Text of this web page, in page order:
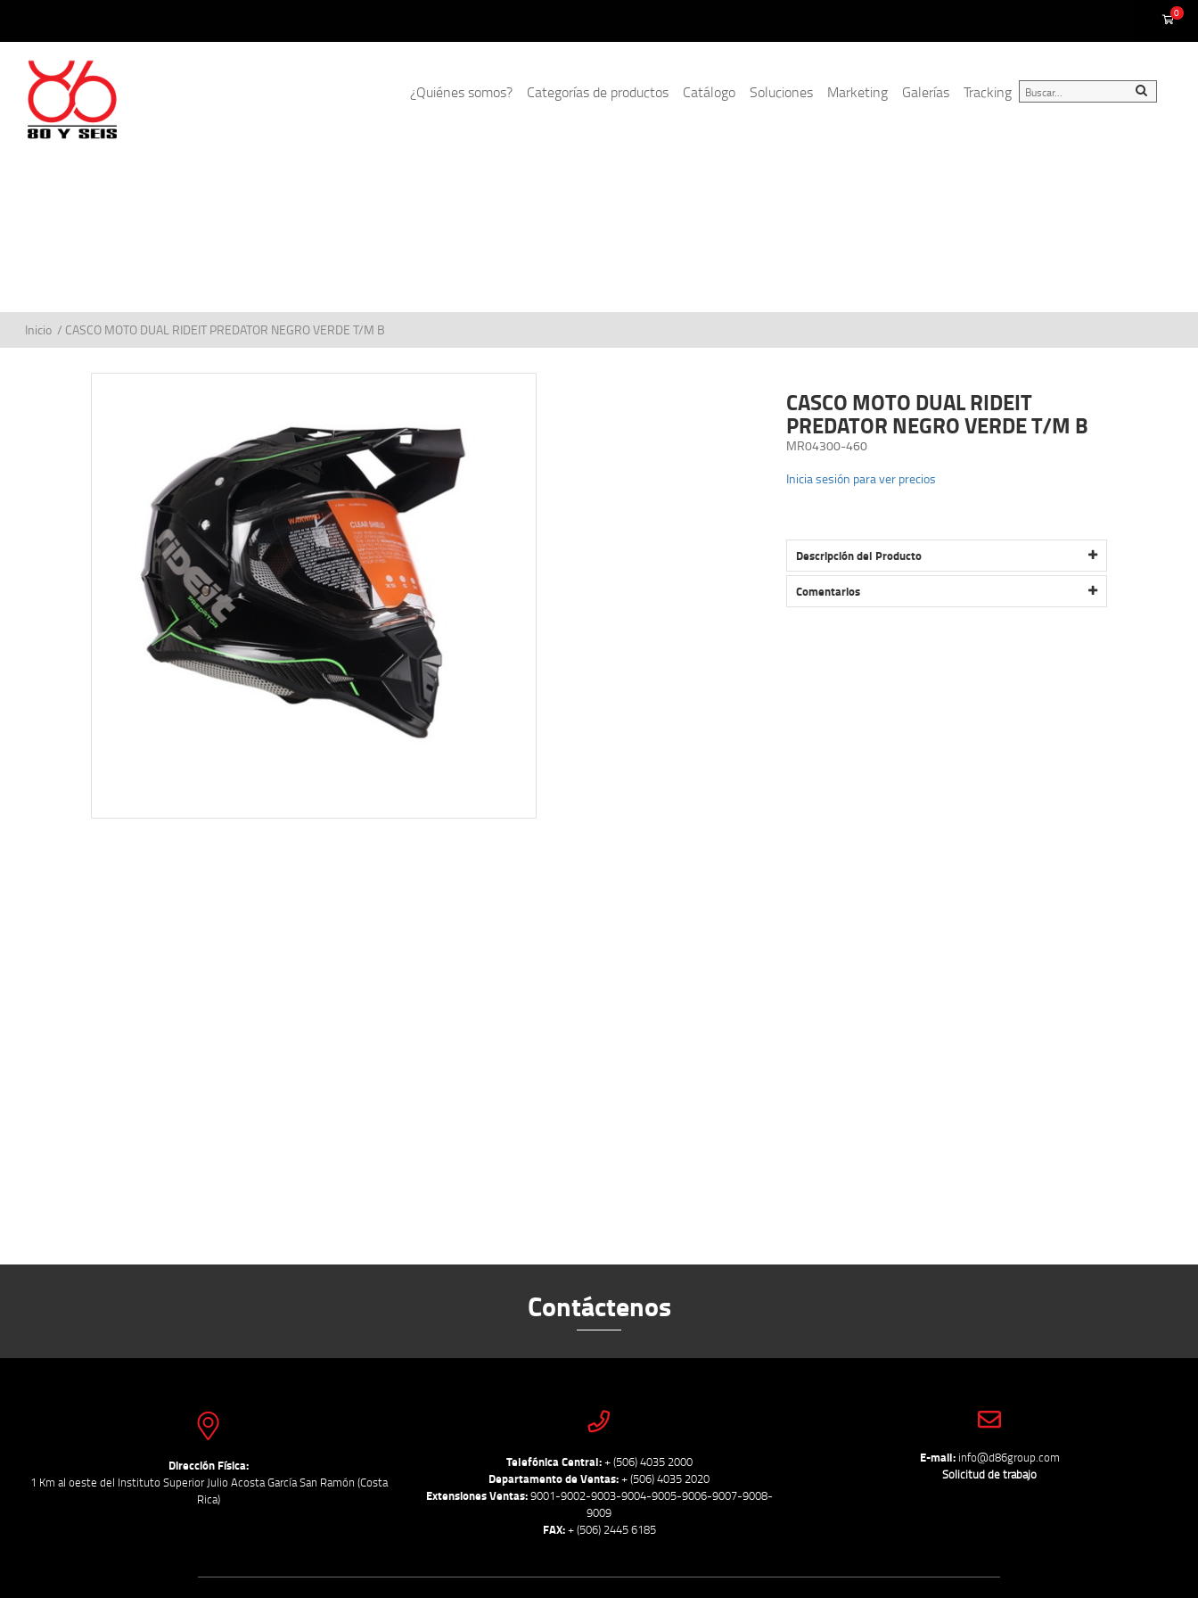
0
¿Quiénes somos? Categorías de productos Catálogo Soluciones Marketing Galerías Tracking
Inicio / CASCO MOTO DUAL RIDEIT PREDATOR NEGRO VERDE T/M B
CASCO MOTO DUAL RIDEIT
PREDATOR NEGRO VERDE T/M B
MR04300-460
Inicia sesión para ver precios
Descripción del Producto
CASCO MOTO DUAL RIDEIT PREDATOR NEGRO VERDE
T/M B
Comentarios
Contáctenos
Dirección Física:
1 Km al oeste del Instituto Superior Julio Acosta García San Ramón (Costa
Rica)
Telefónica Central:+ (506) 4035 2000
Departamento de Ventas:+ (506) 4035 2020
Extensiones Ventas:9001-9002-9003-9004-9005-9006-9007-9008-
9009
FAX:+ (506) 2445 6185
E-mail: info@d86group.com
Solicitud de trabajo